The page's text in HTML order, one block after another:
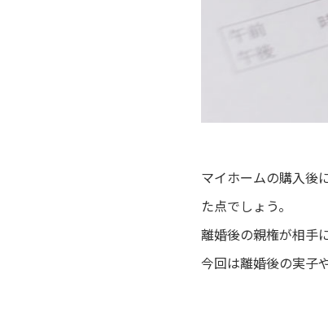
マイホームの購入後
た点でしょう。
離婚後の親権が相手
今回は離婚後の実子